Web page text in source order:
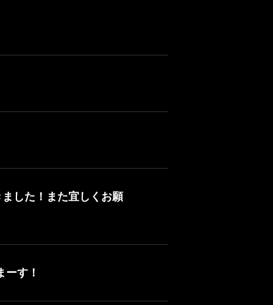
した！また宜しくお願
す！